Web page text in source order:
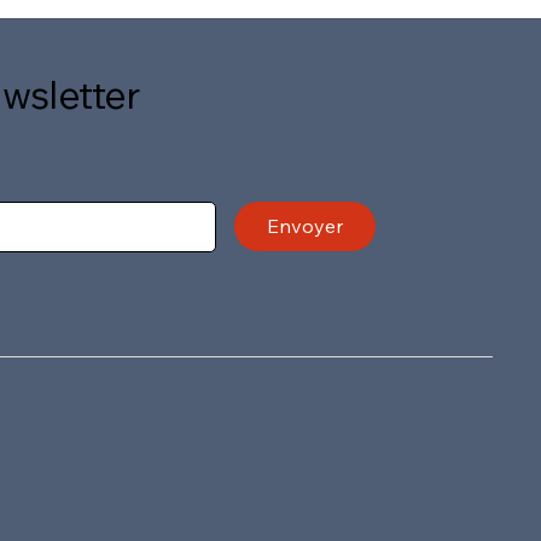
Envoyer